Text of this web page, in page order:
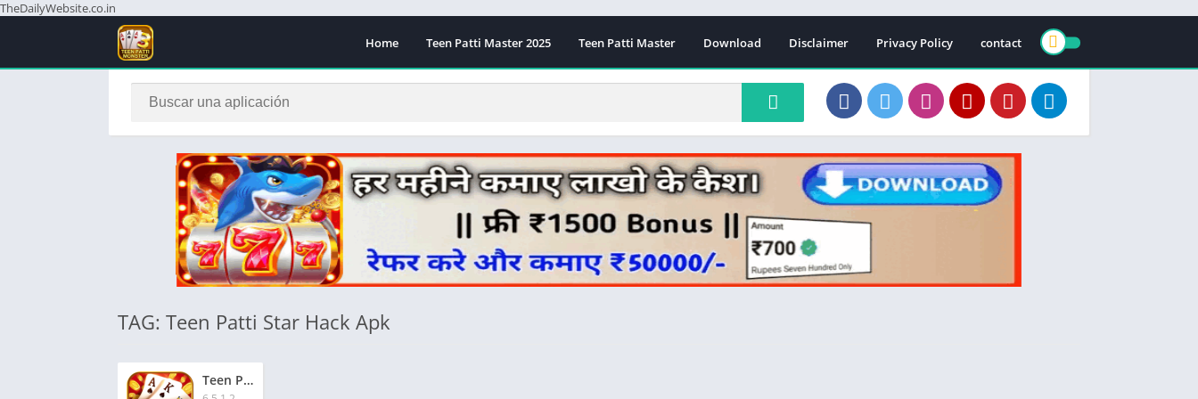
TheDailyWebsite.co.in
Home Teen Patti Master 2025 Teen Patti Master Download Disclaimer Privacy Policy contact
TAG: Teen Patti Star Hack Apk
Teen Patti Master Star | तीन पत्ती मास्टर स्टार | ₹280 बोनस